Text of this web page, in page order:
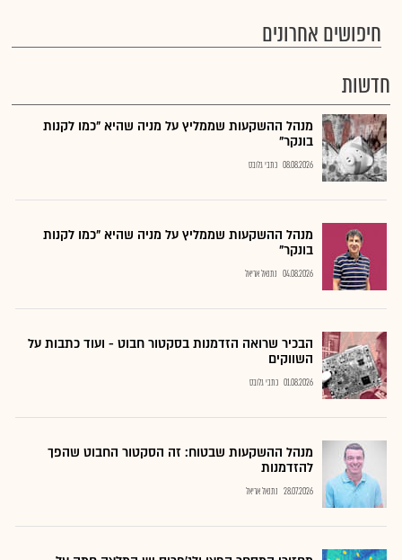
חיפושים אחרונים
חדשות
מנהל ההשקעות שממליץ על מניה שהיא "כמו לקנות
בונקר"
08.08.2026 כתבי גלובס
מנהל ההשקעות שממליץ על מניה שהיא "כמו לקנות
בונקר"
04.08.2026 נתנאל אריאל
הבכיר שרואה הזדמנות בסקטור חבוט - ועוד כתבות על
השווקים
01.08.2026 כתבי גלובס
מנהל ההשקעות שבטוח: זה הסקטור החבוט שהפך
להזדמנות
28.07.2026 נתנאל אריאל